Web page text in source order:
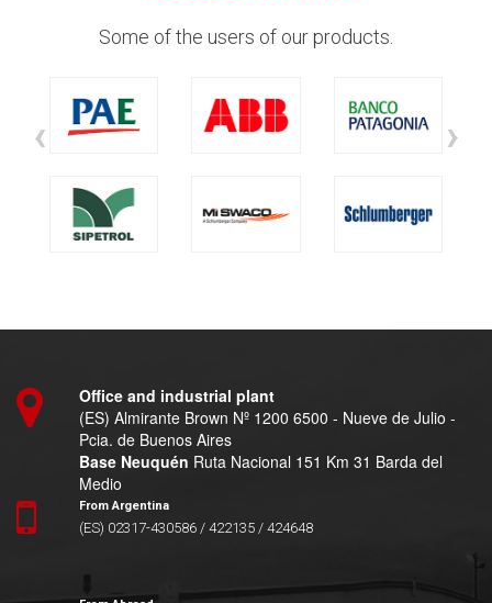
Some of the users of our products.
‹ ›
Office and industrial plant
(ES) Almirante Brown Nº 1200 6500 - Nueve de Julio -
Pcia. de Buenos Aires
Base Neuquén Ruta Nacional 151 Km 31 Barda del
Medio
From Argentina
(ES) 02317-430586 / 422135 / 424648